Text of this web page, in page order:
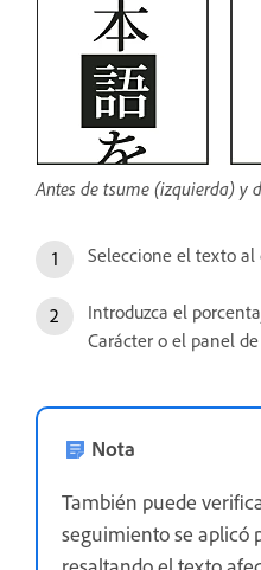
Antes de tsume (izquierda) y
Seleccione el texto al
Introduzca el
Carácter o el panel
Nota
También puede
seguimiento se aplicó